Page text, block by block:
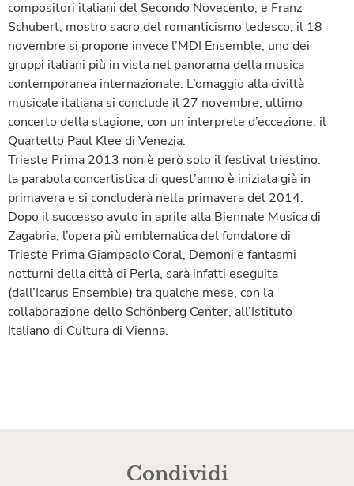
compositori italiani del Secondo Novecento, e Franz
Schubert, mostro sacro del romanticismo tedesco; il 18
novembre si propone invece l’MDI Ensemble, uno dei
gruppi italiani più in vista nel panorama della musica
contemporanea internazionale. L’omaggio alla civiltà
musicale italiana si conclude il 27 novembre, ultimo
concerto della stagione, con un interprete d’eccezione: il
Quartetto Paul Klee di Venezia.
Trieste Prima 2013 non è però solo il festival triestino:
la parabola concertistica di quest’anno è iniziata già in
primavera e si concluderà nella primavera del 2014.
Dopo il successo avuto in aprile alla Biennale Musica di
Zagabria, l’opera più emblematica del fondatore di
Trieste Prima Giampaolo Coral, Demoni e fantasmi
notturni della città di Perla, sarà infatti eseguita
(dall’Icarus Ensemble) tra qualche mese, con la
collaborazione dello Schönberg Center, all’Istituto
Italiano di Cultura di Vienna.
Condividi